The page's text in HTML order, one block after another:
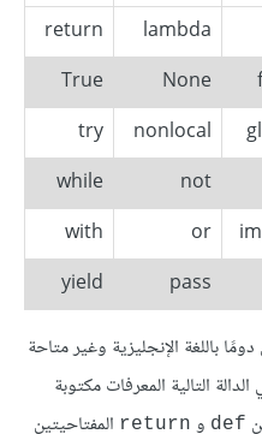
lambda
return
None
True
nonlocal
try
not
while
or
with
pass
yield
باللغة الإنجليزية وغير متاحة
التالية المعرفات مكتوبة
def و return المفتاحيتين